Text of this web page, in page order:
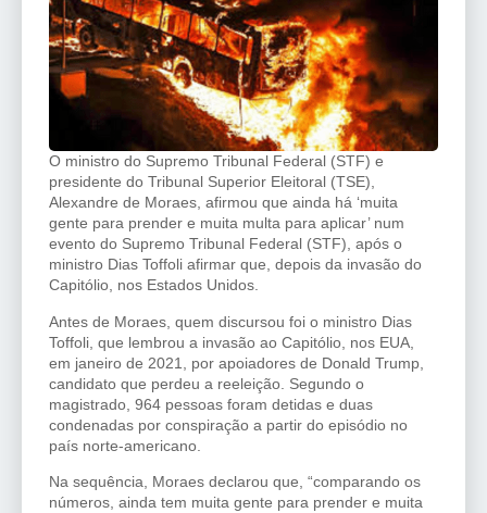
O ministro do Supremo Tribunal Federal (STF) e
presidente do Tribunal Superior Eleitoral (TSE),
Alexandre de Moraes, afirmou que ainda há ‘muita
gente para prender e muita multa para aplicar’ num
evento do Supremo Tribunal Federal (STF), após o
ministro Dias Toffoli afirmar que, depois da invasão do
Capitólio, nos Estados Unidos.
Antes de Moraes, quem discursou foi o ministro Dias
Toffoli, que lembrou a invasão ao Capitólio, nos EUA,
em janeiro de 2021, por apoiadores de Donald Trump,
candidato que perdeu a reeleição. Segundo o
magistrado, 964 pessoas foram detidas e duas
condenadas por conspiração a partir do episódio no
país norte-americano.
Na sequência, Moraes declarou que, “comparando os
números, ainda tem muita gente para prender e muita